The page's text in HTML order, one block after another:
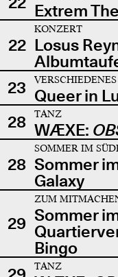
Extrem
22
KONZERT
Losus
23
VERSCHIEDENES
Queer in
28
TANZ
WÆXE:
28
SOMMER IM
Sommer
Galaxy
29
ZUM
Sommer
Bingo
TANZ